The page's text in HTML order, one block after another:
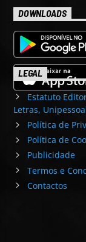
DOWNLOADS
LEGAL
Estatuto
Letras,
Política de
Política de
Publicidade
Termos e
Contactos